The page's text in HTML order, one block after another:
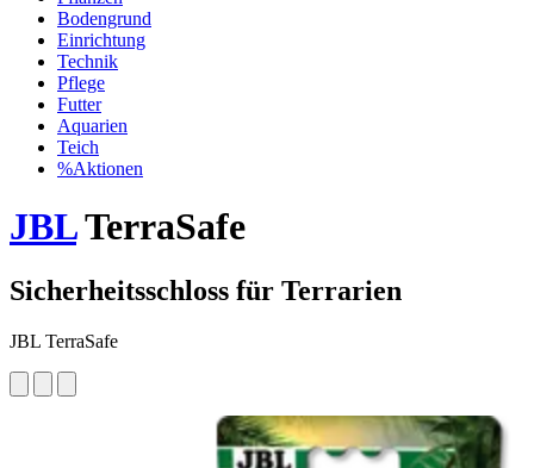
Bodengrund
Einrichtung
Technik
Pflege
Futter
Aquarien
Teich
%Aktionen
JBLTerraSafe
Sicherheitsschloss für Terrarien
JBL TerraSafe